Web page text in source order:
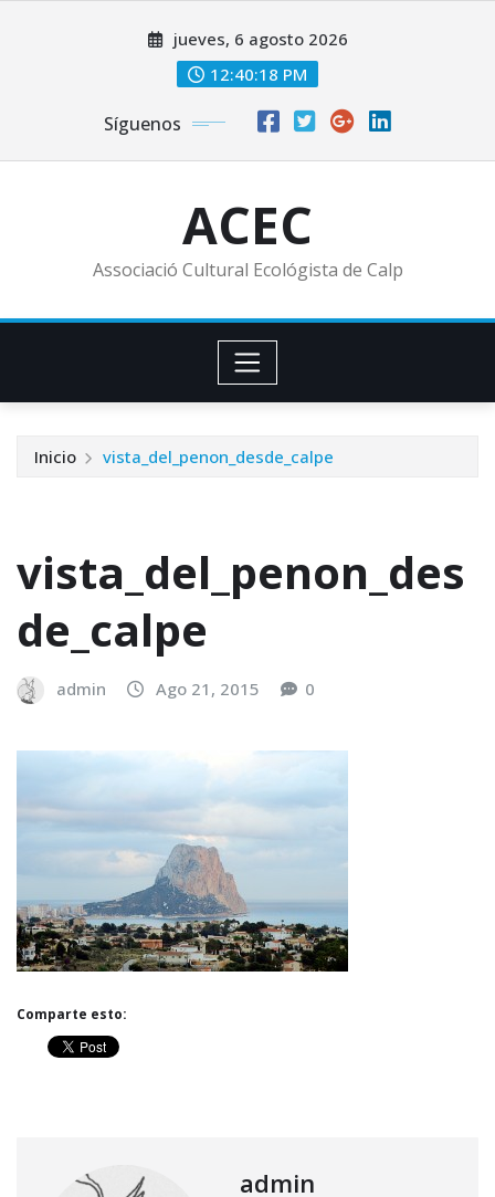
jueves, 6 agosto 2026
12:40:20 PM
Síguenos
ACEC
Associació Cultural Ecológista de Calp
Inicio vista_del_penon_desde_calpe
vista_del_penon_des
de_calpe
admin Ago 21, 2015 0
Comparte esto:
admin